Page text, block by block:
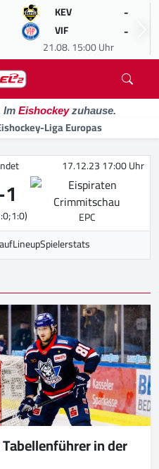
KEV -
VIF -
21.08. 15:00 Uhr
Im Eishockeyzuhause.
Liga Europas
17.12.23 17:00 Uhr
1
EPC
LineupSpielerstats
in der